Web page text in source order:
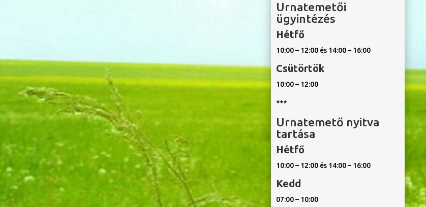
Urnatemetői
ügyintézés
Hétfő
10:00 – 12:00 és 14:00 – 16:00
Csütörtök
10:00 – 12:00
***
Urnatemető nyitva
tartása
Hétfő
10:00 – 12:00 és 14:00 – 16:00
Kedd
07:00 – 10:00